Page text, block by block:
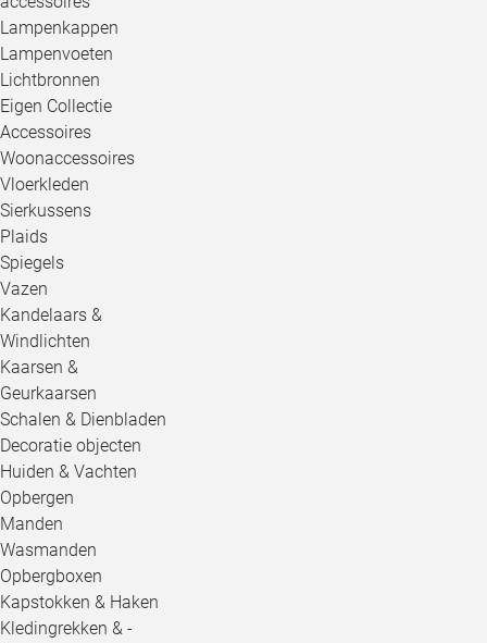
Lampenkappen
Lampenvoeten
Lichtbronnen
Eigen Collectie
Accessoires
Woonaccessoires
Vloerkleden
Sierkussens
Plaids
Spiegels
Vazen
Kandelaars &
Windlichten
Kaarsen &
Geurkaarsen
Schalen & Dienbladen
Decoratie objecten
Huiden & Vachten
Opbergen
Manden
Wasmanden
Opbergboxen
Kapstokken & Haken
Kledingrekken & -